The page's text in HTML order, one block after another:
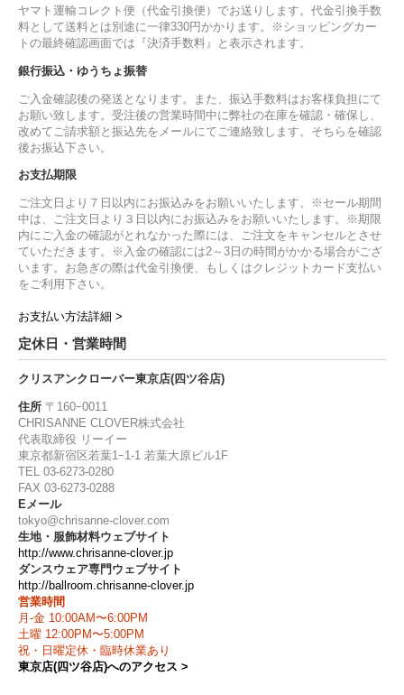
ヤマト運輸コレクト便（代金引換便）でお送りします。代金引換手数
料として送料とは別途に一律330円かかります。※ショッピングカー
トの最終確認画面では『決済手数料』と表示されます。
銀行振込・ゆうちょ振替
ご入金確認後の発送となります。また、振込手数料はお客様負担にて
お願い致します。受注後の営業時間中に弊社の在庫を確認・確保し、
改めてご請求額と振込先をメールにてご連絡致します。そちらを確認
後お振込下さい。
お支払期限
ご注文日より７日以内にお振込みをお願いいたします。※セール期間
中は、ご注文日より３日以内にお振込みをお願いいたします。※期限
内にご入金の確認がとれなかった際には、ご注文をキャンセルとさせ
ていただきます。※入金の確認には2～3日の時間がかかる場合がござ
います。お急ぎの際は代金引換便、もしくはクレジットカード支払い
をご利用下さい。
お支払い方法詳細 >
定休日・営業時間
クリスアンクローバー東京店(四ツ谷店)
住所 〒160ｰ0011
CHRISANNE CLOVER株式会社
代表取締役 リーイー
東京都新宿区若葉1ｰ1-1 若葉大原ビル1F
TEL 03-6273-0280
FAX 03-6273-0288
Eメール
tokyo@chrisanne-clover.com
生地・服飾材料ウェブサイト
http://www.chrisanne-clover.jp
ダンスウェア専門ウェブサイト
http://ballroom.chrisanne-clover.jp
営業時間
月-金 10:00AM〜6:00PM
土曜 12:00PM〜5:00PM
祝・日曜定休・臨時休業あり
東京店(四ツ谷店)へのアクセス >